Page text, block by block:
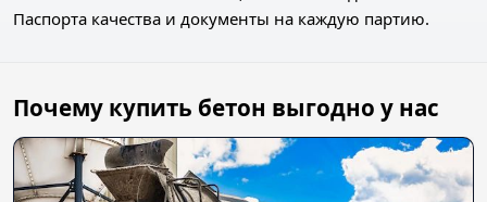
Паспорта качества и документы на каждую партию.
Почему купить бетон выгодно у нас